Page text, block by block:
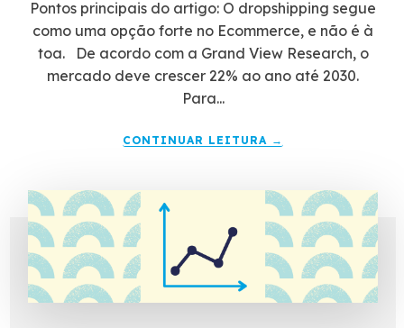
Pontos principais do artigo: O dropshipping segue
como uma opção forte no Ecommerce, e não é à
toa. De acordo com a Grand View Research, o
mercado deve crescer 22% ao ano até 2030.
Para...
CONTINUAR LEITURA →